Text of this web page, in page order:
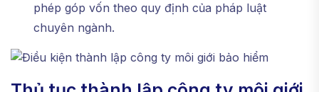
phép góp vốn theo quy định của pháp luật
chuyên ngành.